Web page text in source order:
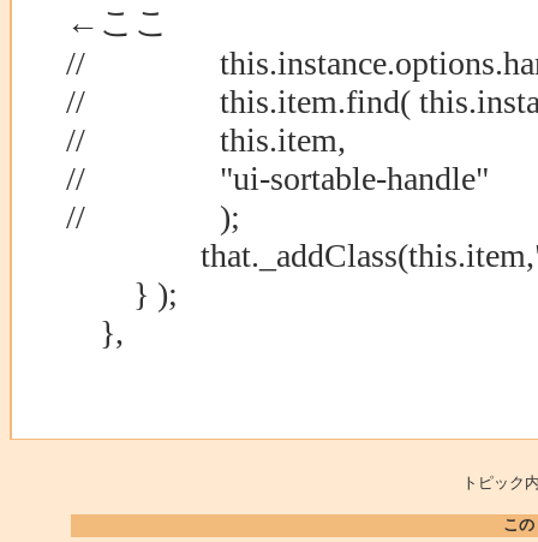
←ここ
//
// this.item.find(
// this.item,
// "ui-sortable-handle"
// );
} );
},
トピッ
こ